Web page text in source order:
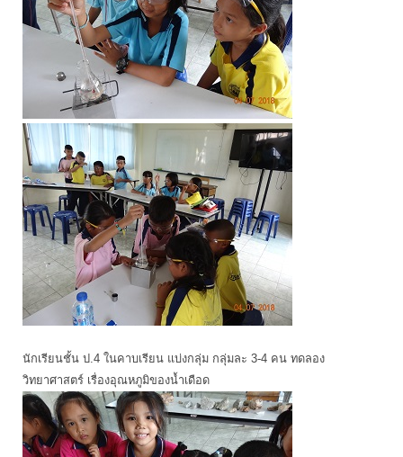
นักเรียนชั้น ป.4 ในคาบเรียน แบ่งกลุ่ม กลุ่มละ 3-4 คน ทดลอง
วิทยาศาสตร์ เรื่องอุณหภูมิของน้ำเดือด